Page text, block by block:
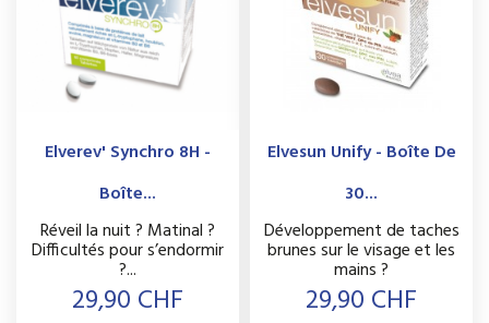
Elverev' Synchro 8H -
Boîte...
Réveil la nuit ? Matinal ?
Difficultés pour s’endormir
?...
Prix
29,90 CHF
Elvesun Unify - Boîte De
30...
Développement de taches
brunes sur le visage et les
mains ?
Prix
29,90 CHF